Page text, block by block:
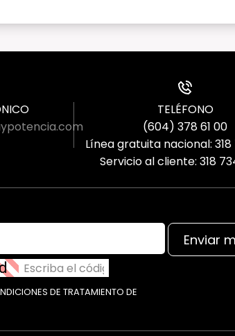
TELÉFONO
(604) 378 61 00
Línea gratuita nacional: 318
Servicio al cliente: 318
DE TRATAMIENTO DE
Enviar